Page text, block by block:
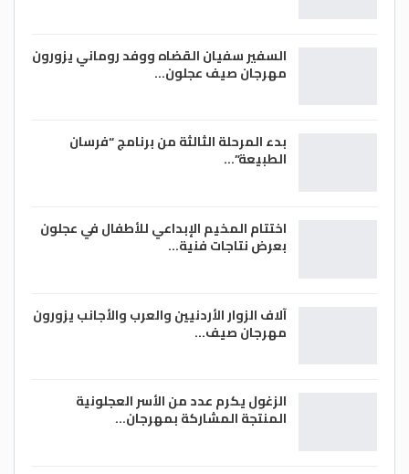
السفير سفيان القضاه ووفد روماني يزورون
مهرجان صيف عجلون…
بدء المرحلة الثالثة من برنامج “فرسان
الطبيعة”…
اختتام المخيم الإبداعي للأطفال في عجلون
بعرض نتاجات فنية…
آلاف الزوار الأردنيين والعرب والأجانب يزورون
مهرجان صيف…
الزغول يكرم عدد من الأسر العجلونية
المنتجة المشاركة بمهرجان…